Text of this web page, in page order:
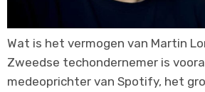
Wat is het vermogen van Martin
Zweedse techondernemer is
medeoprichter van Spotify, het